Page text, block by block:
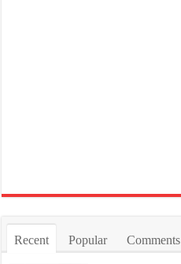
Recent Popular Comments